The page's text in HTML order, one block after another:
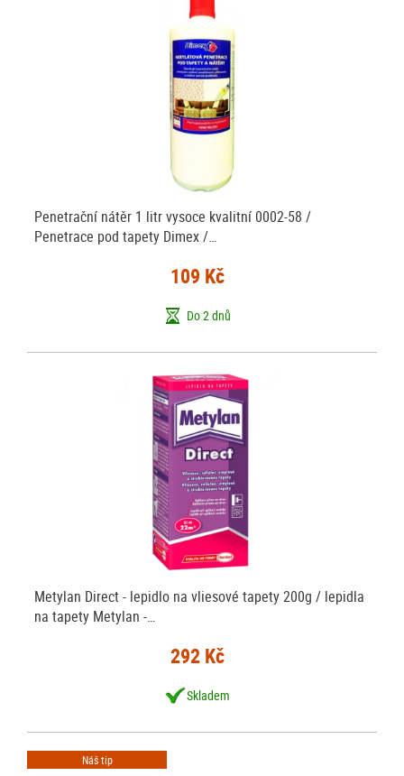
Penetrační nátěr 1 litr vysoce kvalitní 0002-58 /
Penetrace pod tapety Dimex /…
109 Kč
Do 2 dnů
Metylan Direct - lepidlo na vliesové tapety 200g / lepidla
na tapety Metylan -…
292 Kč
Skladem
Náš tip